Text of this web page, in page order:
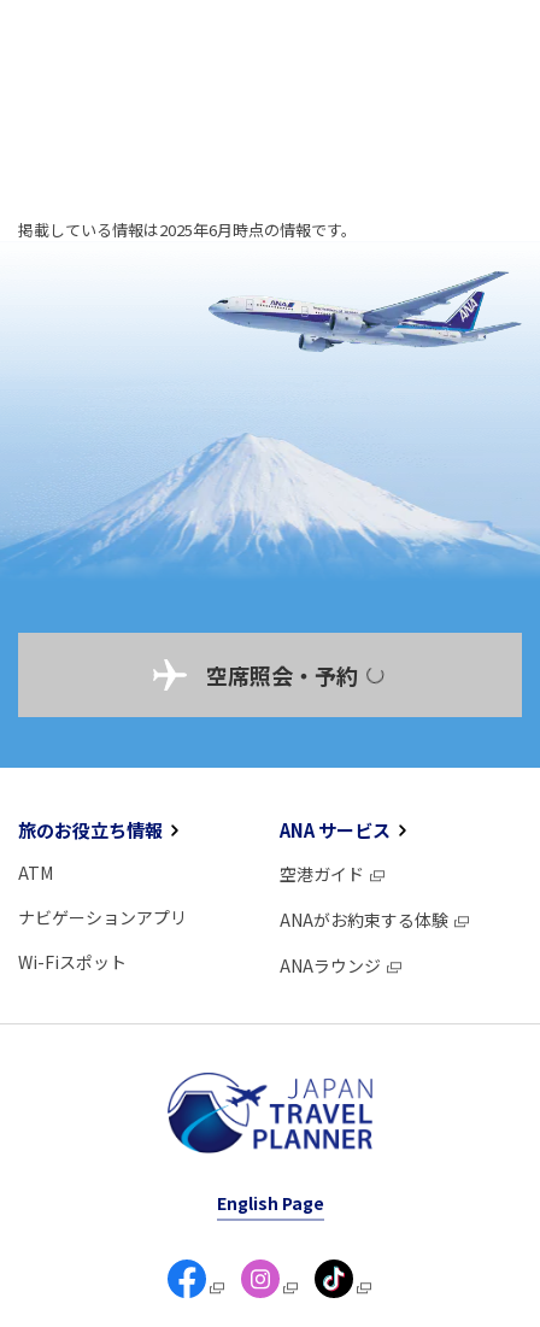
掲載している情報は2025年6月時点の情報です。
空席照会・予約
旅のお役立ち情報
ATM
ナビゲーションアプリ
Wi-Fiスポット
ANA サービス
空港ガイド
ANAがお約束する体験
ANAラウンジ
English Page